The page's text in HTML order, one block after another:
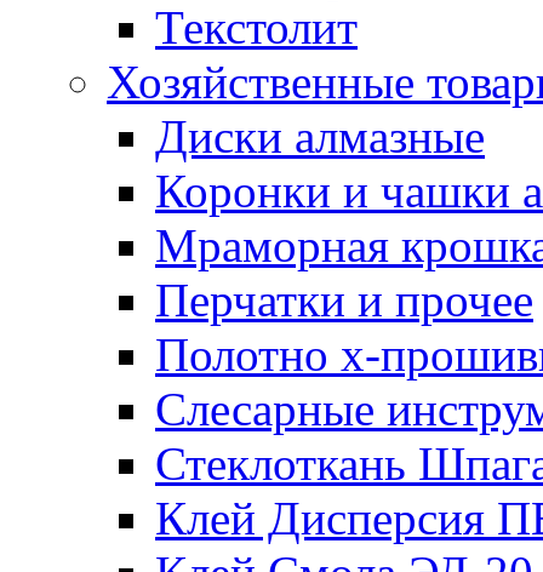
Текстолит
Хозяйственные
Диски алмазные
Коронки и чашки
Мраморная
Перчатки и прочее
Полотно х-
Слесарные
Стеклоткань
Клей Дисперсия